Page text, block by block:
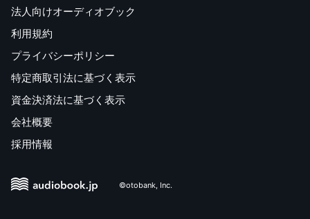
法人向けオーディオブック
利用規約
プライバシーポリシー
特定商取引法に基づく表示
資金決済法に基づく表示
会社概要
採用情報
©otobank, Inc.